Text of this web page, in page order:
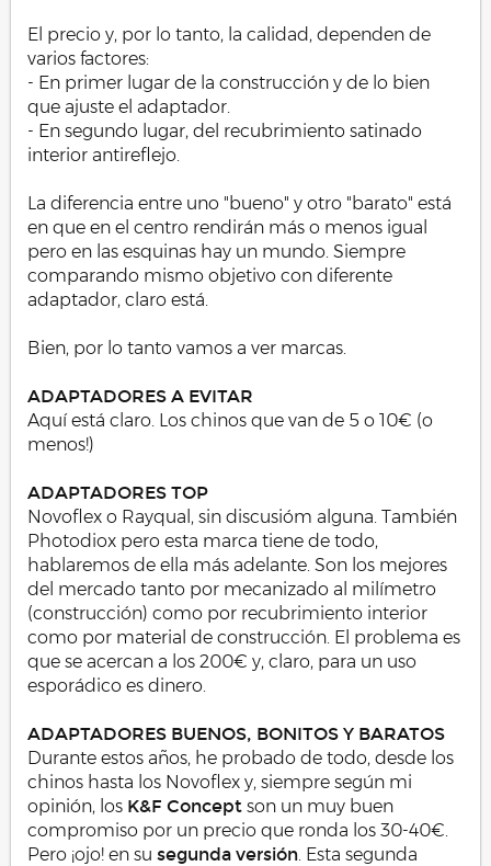
El precio y, por lo tanto, la calidad, dependen de
varios factores:
- En primer lugar de la construcción y de lo bien
que ajuste el adaptador.
- En segundo lugar, del recubrimiento satinado
interior antireflejo.
La diferencia entre uno "bueno" y otro "barato" está
en que en el centro rendirán más o menos igual
pero en las esquinas hay un mundo. Siempre
comparando mismo objetivo con diferente
adaptador, claro está.
Bien, por lo tanto vamos a ver marcas.
ADAPTADORES A EVITAR
Aquí está claro. Los chinos que van de 5 o 10€ (o
menos!)
ADAPTADORES TOP
Novoflex o Rayqual, sin discusióm alguna. También
Photodiox pero esta marca tiene de todo,
hablaremos de ella más adelante. Son los mejores
del mercado tanto por mecanizado al milímetro
(construcción) como por recubrimiento interior
como por material de construcción. El problema es
que se acercan a los 200€ y, claro, para un uso
esporádico es dinero.
ADAPTADORES BUENOS, BONITOS Y BARATOS
Durante estos años, he probado de todo, desde los
chinos hasta los Novoflex y, siempre según mi
opinión, los K&F Concept son un muy buen
compromiso por un precio que ronda los 30-40€.
Pero ¡ojo! en su segunda versión. Esta segunda